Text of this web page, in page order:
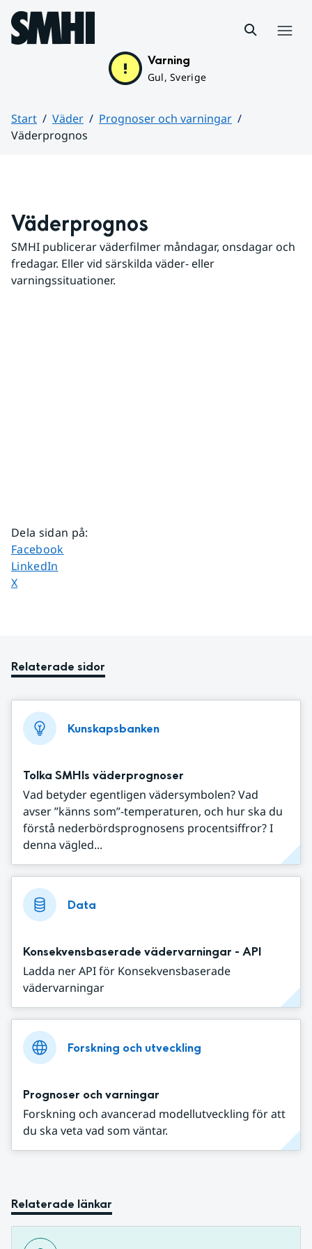
Hoppa till sidans innehåll
Varning
Gul, Sverige
Start Väder
Prognoser och varningar
Väderprognos
Väderprognos
SMHI publicerar väderfilmer måndagar, onsdagar och
fredagar. Eller vid särskilda väder- eller
varningssituationer.
Dela sidan på:
Dela sidan på
Facebook
Dela sidan på
LinkedIn
Dela sidan på
X
Relaterade sidor
Kunskapsbanken
Tolka SMHIs väderprognoser
Vad betyder egentligen vädersymbolen? Vad
avser ”känns som”-temperaturen, och hur ska du
förstå nederbördsprognosens procentsiffror? I
denna vägled...
Data
Konsekvensbaserade vädervarningar - API
Ladda ner API för Konsekvensbaserade
vädervarningar
Forskning och utveckling
Prognoser och varningar
Forskning och avancerad modellutveckling för att
du ska veta vad som väntar.
Relaterade länkar